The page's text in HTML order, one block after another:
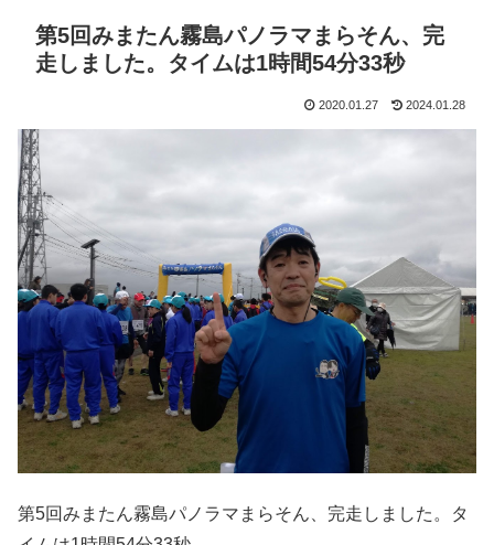
第5回みまたん霧島パノラマまらそん、完
走しました。タイムは1時間54分33秒
2020.01.27 2024.01.28
第5回みまたん霧島パノラマまらそん、完走しました。タ